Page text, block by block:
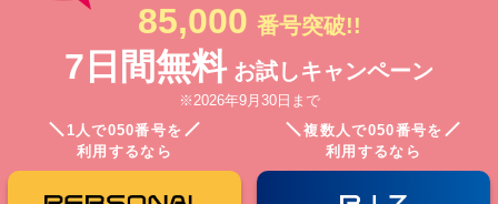
85,000 番号突破!!
7日間無料 お試しキャンペーン
※2026年9月30日まで
1人で050番号を
利用するなら
複数人で050番号を
利用するなら